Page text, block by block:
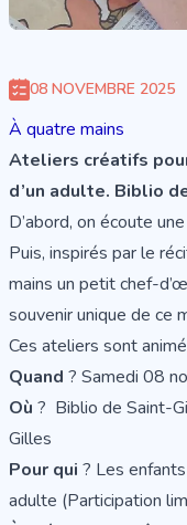
08 NOVEMBRE 2025
À quatre mains
Ateliers créatifs
d’un adulte. Biblio
D’abord, on écoute
Puis, inspirés par le
mains un petit chef-
souvenir unique de ce
Ces ateliers sont
Quand ? Samedi 08
Où ? Biblio de Saint-
Gilles
Pour qui ? Les
adulte (Participation